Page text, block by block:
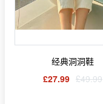
经典洞洞鞋
£27.99 £49.99